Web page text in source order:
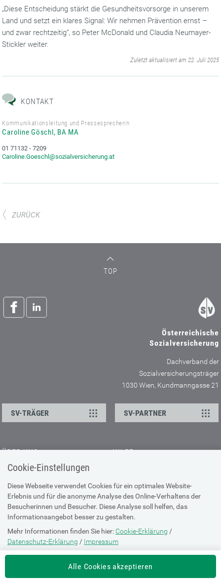
Cookie-Einstellungen
Diese Webseite verwendet Cookies für ein optimales Website-
Erlebnis und für die anonyme Analyse des Online-Verhaltens der
Besucherinnen und Besucher. Diese Analyse soll helfen, das
Informationsangebot besser zu gestalten.
Mehr Informationen finden Sie hier: Cookie-Erklärung /
Datenschutz-Erklärung / Impressum
Die Einstellung können Sie jederzeit auf der Seite "Cookie-Erklärung"
Alle Cookies akzeptieren
„Diese Entscheidung stärkt die Gesundheitsvorsorge in unserem
Land und setzt ein klares Signal: Wir nehmen Prävention ernst –
und zwar rechtzeitig“, so Peter McDonald und Claudia Neumayer-
Stickler weiter.
Zuletzt aktualisiert am 22. Juli 2025
KONTAKT
Kommunikationsleitung und Pressesprecherin
Caroline Göschl, BA MA
01 71132 - 7209
Caroline.Goeschl@sozialversicherung.at
ZURÜCK
TOP
Österreichische
Sozialversicherung
Dachverband der
Sozialversicherungsträger
1030 Wien, Kundmanngasse 21
SV-TRÄGER SV-PARTNER
ÜBER UNS
Kontakt
Offene Stellen
Presse
HILFE
Browser-Info & Sicherheit
Hilfe zur Suche
Technische Unterstützung
DATENSCHUTZ
Cookie-Erklärung
Datenschutz-Erklärung